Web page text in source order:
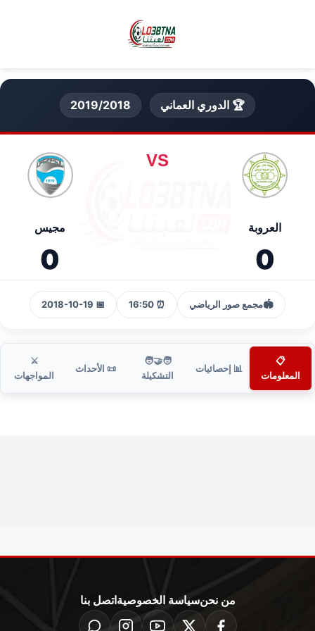
🏆 الدوري العماني 2019/2018
العروبة
0
VS
مجيس
0
🏟️مجمع صور الرياضي ⏰ 16:50
📅 2018-10-19
📋
المعلومات
📊 إحصائيات
🧑‍🤝‍🧑
التشكيلة
📜 الأحداث
⚔️
المواجهات
من نحنسياسة الخصوصية اتصل بنا